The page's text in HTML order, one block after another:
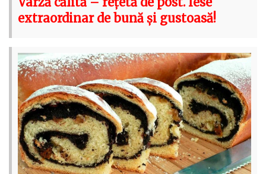
extraordinar de bună și gustoasă!